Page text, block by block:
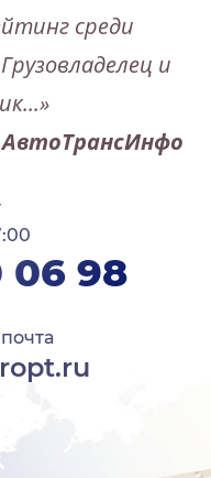
среди
и
06 98